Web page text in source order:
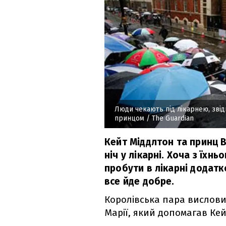
Люди чекають під лікарнею,
принцом / Тhe Guardian
Кейт Міддлтон та принц
ніч у лікарні. Хоча з
пробути в лікарні
все йде добре.
Королівська пара
Марії, який допомагав